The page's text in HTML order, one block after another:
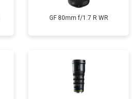
GF 80mm f/1.7 R WR